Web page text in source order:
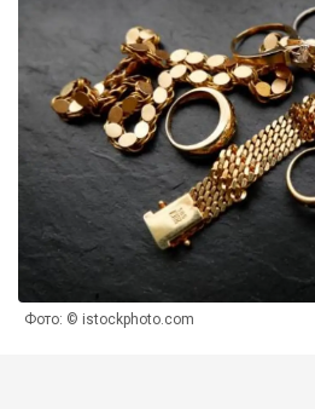
Фото: © istockphoto.com